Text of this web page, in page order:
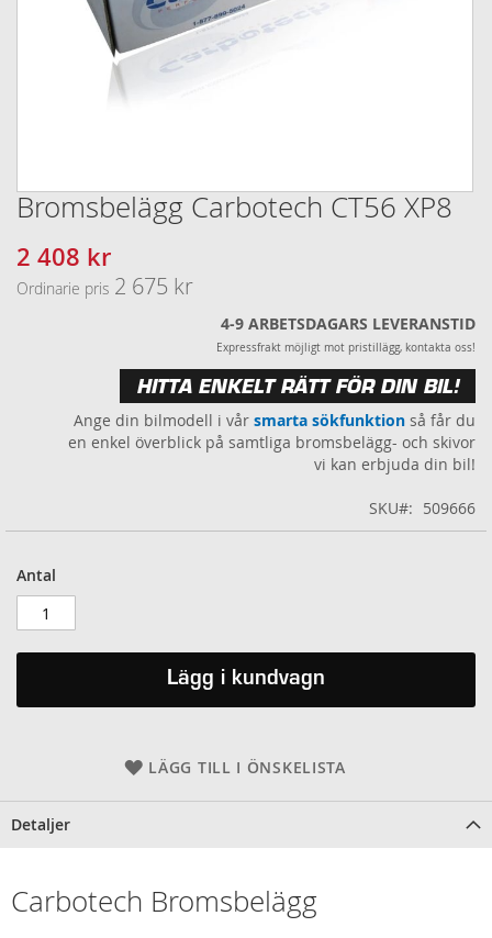
Bromsbelägg Carbotech CT56 XP8
Ordinarie pris 2 675 kr
Specialpris
2 408 kr
4-9 ARBETSDAGARS LEVERANSTID
Expressfrakt möjligt mot pristillägg, kontakta oss!
HITTA ENKELT RÄTT FÖR DIN BIL!
Ange din bilmodell i vår smarta sökfunktion så får du
en enkel överblick på samtliga bromsbelägg- och skivor
vi kan erbjuda din bil!
SKU 509666
Antal
Lägg i kundvagn
LÄGG TILL I ÖNSKELISTA
Hoppa
till
början
av
bildgalleriet
Detaljer
Carbotech Bromsbelägg